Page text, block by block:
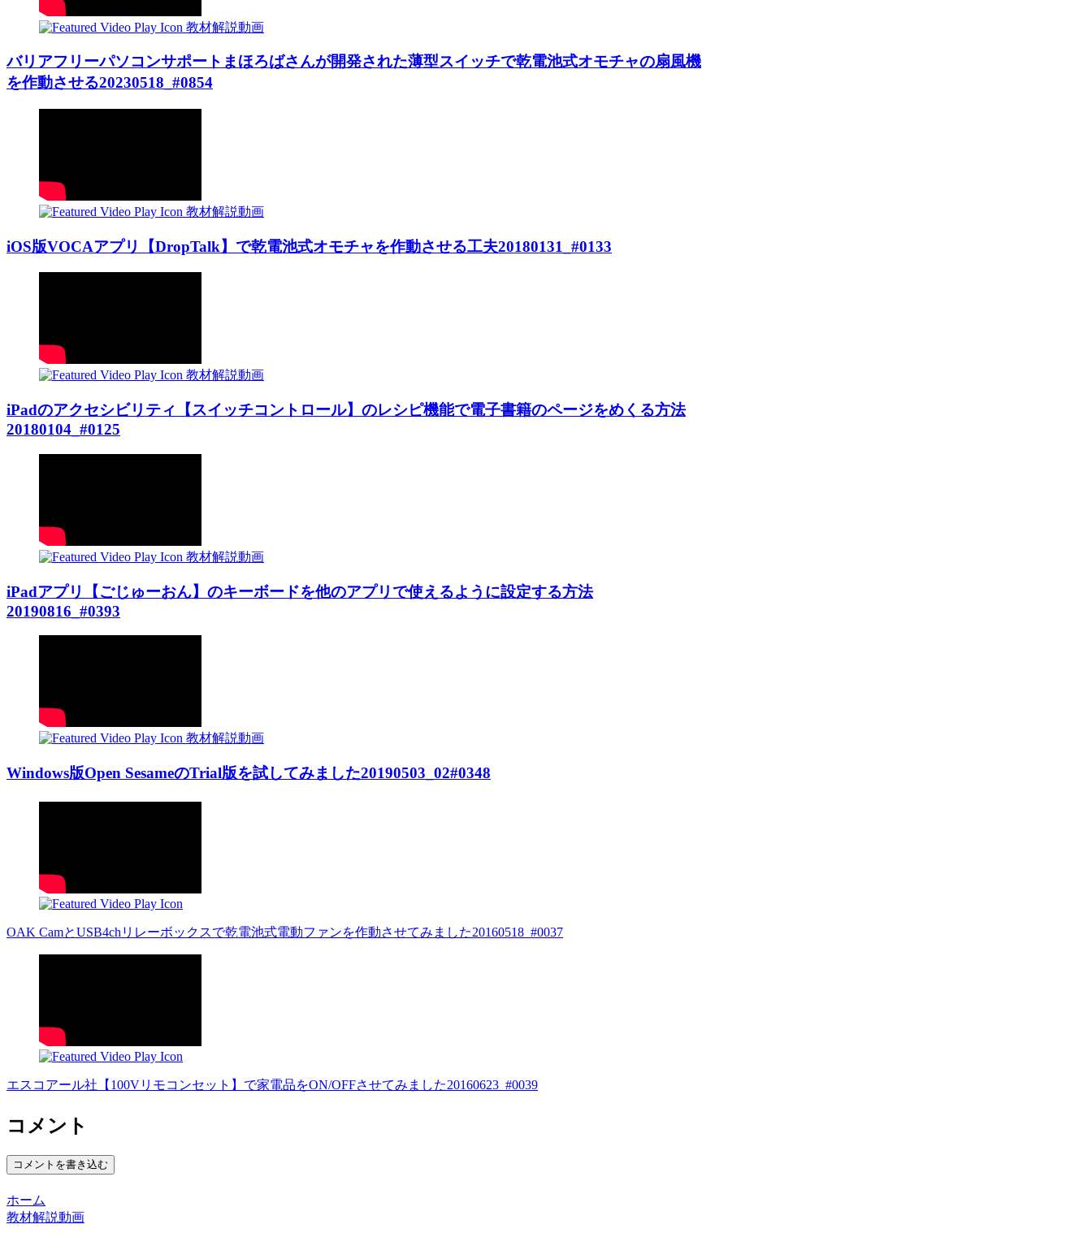
教材解説動画
バリアフリーパソコンサポートまほろばさんが開発された薄型スイッチで乾電池式オモチャの扇風機
を作動させる20230518_#0854
教材解説動画
iOS版VOCAアプリ【DropTalk】で乾電池式オモチャを作動させる工夫20180131_#0133
教材解説動画
iPadのアクセシビリティ【スイッチコントロール】のレシピ機能で電子書籍のページをめくる方法
20180104_#0125
教材解説動画
iPadアプリ【ごじゅーおん】のキーボードを他のアプリで使えるように設定する方法
20190816_#0393
教材解説動画
Windows版Open SesameのTrial版を試してみました20190503_02#0348
OAK CamとUSB4chリレーボックスで乾電池式電動ファンを作動させてみました20160518_#0037
エスコアール社【100Vリモコンセット】で家電品をON/OFFさせてみました20160623_#0039
コメント
コメントを書き込む
ホーム
教材解説動画